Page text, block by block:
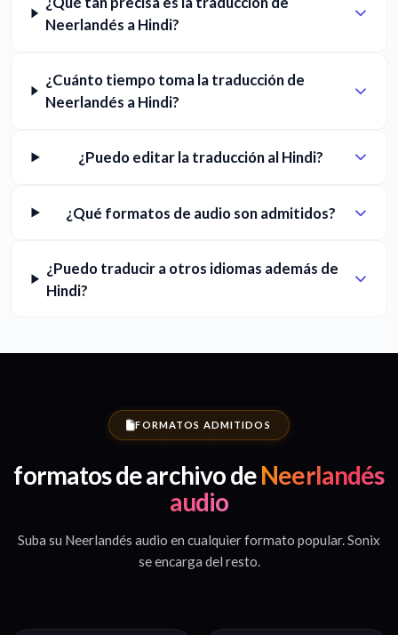
Neerlandés a Hindi?
¿Cuánto tiempo toma la traducción de
Neerlandés a Hindi?
¿Puedo editar la traducción al Hindi?
¿Qué formatos de audio son admitidos?
¿Puedo traducir a otros idiomas además de
Hindi?
FORMATOS ADMITIDOS
formatos de archivo deNeerlandés
audio
Suba su Neerlandés audio en cualquier formato popular. Sonix
se encarga del resto.